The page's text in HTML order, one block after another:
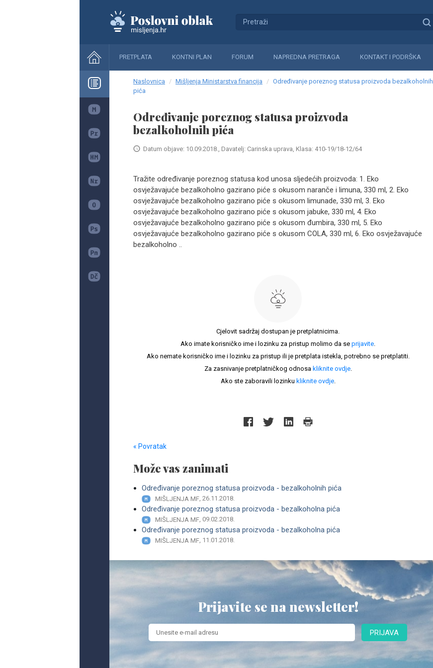
PRETPLATA KONTNI PLAN FORUM NAPREDNA PRETRAGA KONTAKT I PODRŠKA
Naslovnica Mišljenja Ministarstva financija
Određivanje poreznog statusa proizvoda bezalkoholnih
pića
Određivanje poreznog statusa proizvoda
bezalkoholnih pića
Datum objave: 10.09.2018., Davatelj: Carinska uprava, Klasa: 410-19/18-12/64
Tražite određivanje poreznog statusa kod unosa sljedećih proizvoda: 1. Eko
osvježavajuće bezalkoholno gazirano piće s okusom naranče i limuna, 330 ml, 2. Eko
osvježavajuće bezalkoholno gazirano piće s okusom limunade, 330 ml, 3. Eko
osvježavajuće bezalkoholno gazirano piće s okusom jabuke, 330 ml, 4. Eko
osvježavajuće bezalkoholno gazirano piće s okusom đumbira, 330 ml, 5. Eko
osvježavajuće bezalkoholno gazirano piće s okusom COLA, 330 ml, 6. Eko osvježavajuće
bezalkoholno ..
Cjelovit sadržaj dostupan je pretplatnicima.
Ako imate korisničko ime i lozinku za pristup molimo da se prijavite.
Ako nemate korisničko ime i lozinku za pristup ili je pretplata istekla, potrebno se pretplatiti.
Za zasnivanje pretplatničkog odnosa kliknite ovdje.
Ako ste zaboravili lozinku kliknite ovdje.
« Povratak
Može vas zanimati
Određivanje poreznog statusa proizvoda - bezalkoholnih pića
MIŠLJENJA MF, 26.11.2018.
Određivanje poreznog statusa proizvoda - bezalkoholna pića
MIŠLJENJA MF, 09.02.2018.
Određivanje poreznog statusa proizvoda - bezalkoholna pića
MIŠLJENJA MF, 11.01.2018.
Prijavite se na newsletter!
PRIJAVA